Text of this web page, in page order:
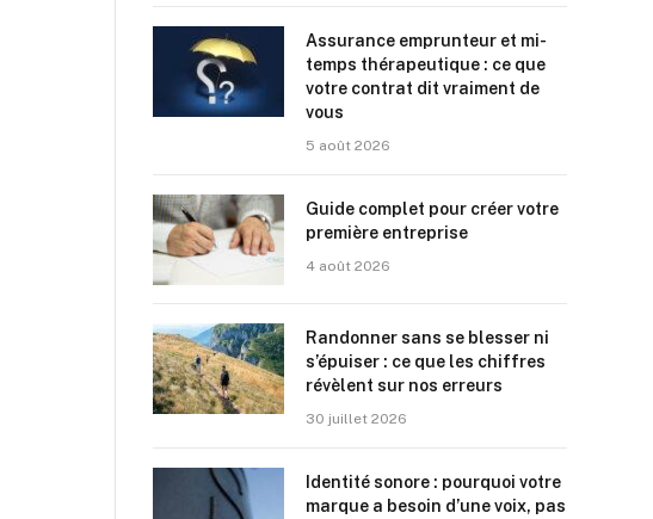
Assurance emprunteur et mi-
temps thérapeutique : ce que
votre contrat dit vraiment de
vous
5 août 2026
Guide complet pour créer votre
première entreprise
4 août 2026
Randonner sans se blesser ni
s’épuiser : ce que les chiffres
révèlent sur nos erreurs
30 juillet 2026
Identité sonore : pourquoi votre
marque a besoin d’une voix, pas